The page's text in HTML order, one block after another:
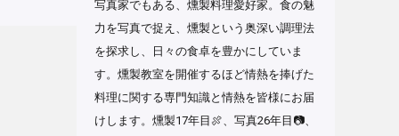
写真家でもある、燻製料理愛好家。食の魅
力を写真で捉え、燻製という奥深い調理法
を探求し、日々の食卓を豊かにしていま
す。燻製教室を開催するほど情熱を捧げた
料理に関する専門知識と情熱を皆様にお届
けします。燻製17年目🍖、写真26年目📷、